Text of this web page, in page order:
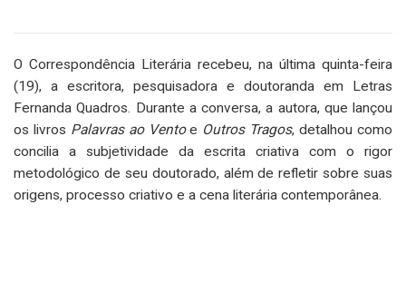
O Correspondência Literária recebeu, na última quinta-feira
(19), a escritora, pesquisadora e doutoranda em Letras
Fernanda Quadros. Durante a conversa, a autora, que lançou
os livros Palavras ao Ventoe Outros Tragos, detalhou como
concilia a subjetividade da escrita criativa com o rigor
metodológico de seu doutorado, além de refletir sobre suas
origens, processo criativo e a cena literária contemporânea.